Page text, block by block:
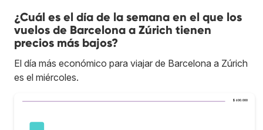
¿Cuál es el día de la semana en el que los
vuelos de Barcelona a Zúrich tienen
precios más bajos?
El día más económico para viajar de Barcelona a Zúrich
es el miércoles.
$ 600.000